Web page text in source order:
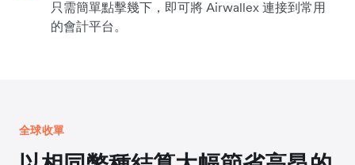
只需簡單點擊幾下，即可將 Airwallex 連接到常用
的會計平台。
全球收單